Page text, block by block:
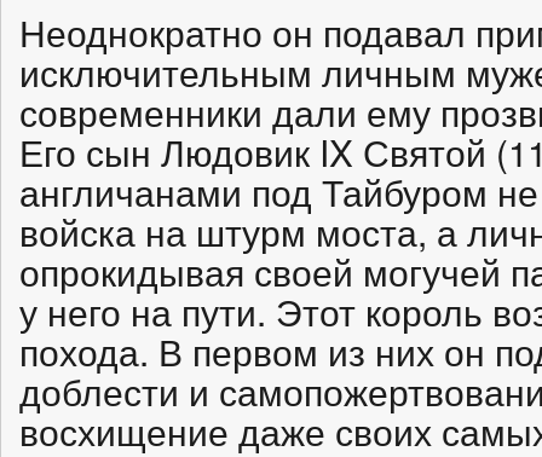
Неоднократно он подавал
исключительным личным
современники дали ему
Его сын Людовик IX Святой
англичанами под Тайбуром
войска на штурм моста, а
опрокидывая своей могучей
у него на пути. Этот король
похода. В первом из них он
доблести и
восхищение даже своих